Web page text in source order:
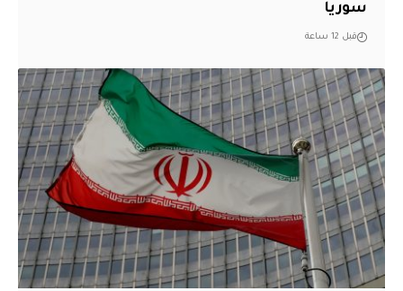
سوريا
قبل 12 ساعة